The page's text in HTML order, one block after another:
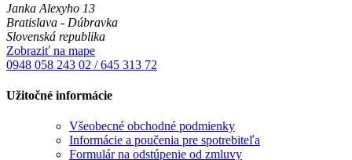
Janka Alexyho 13
Bratislava - Dúbravka
Slovenská republika
Zobraziť na mape
0948 058 243 02 / 645 313 72
Užitočné informácie
Všeobecné obchodné podmienky
Informácie a poučenia pre spotrebiteľa
Formulár na odstúpenie od zmluvy